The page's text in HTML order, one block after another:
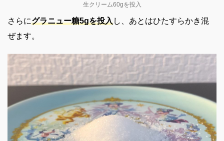
生クリーム60gを投入
さらにグラニュー糖5gを投入し、あとはひたすらかき混
ぜます。